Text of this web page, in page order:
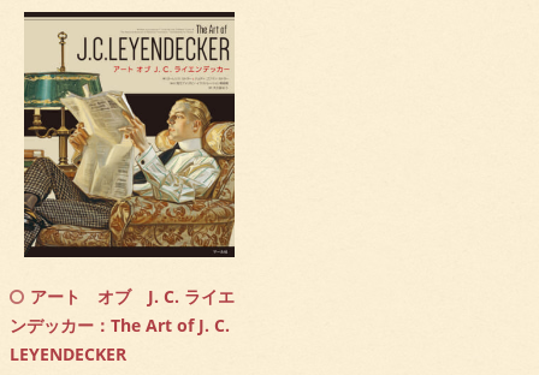
アート オブ J. C. ライエ
ンデッカー：The Art of J. C.
LEYENDECKER